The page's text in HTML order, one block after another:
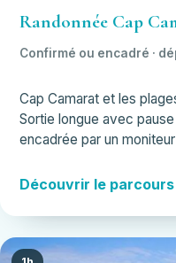
Randonnée Cap
Confirmé ou encadré ·
Cap Camarat et les
Sortie longue avec
encadrée par un
Découvrir le parcours